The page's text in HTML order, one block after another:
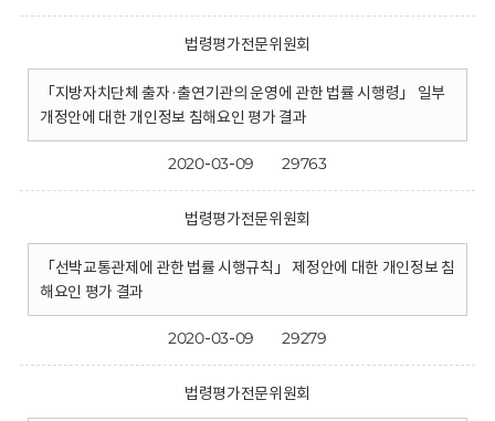
법령평가전문위원회
「지방자치단체 출자·출연기관의 운영에 관한 법률 시행령」 일부
개정안에 대한 개인정보 침해요인 평가 결과
2020-03-09 29763
법령평가전문위원회
「선박교통관제에 관한 법률 시행규칙」 제정안에 대한 개인정보 침
해요인 평가 결과
2020-03-09 29279
법령평가전문위원회